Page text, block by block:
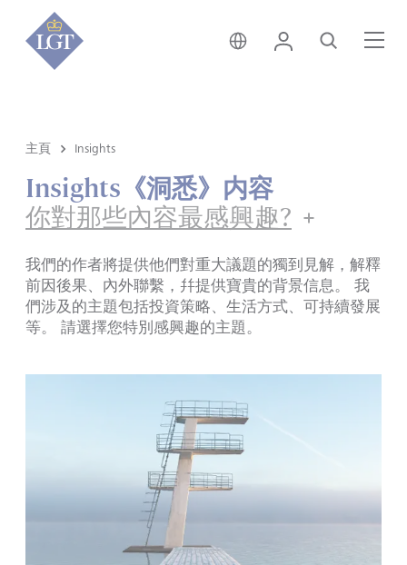
新加坡 • 中文
登錄 尋找
主頁 Insights
Insights《洞悉》内容
你對那些內容最感興趣?
我們的作者將提供他們對重大議題的獨到見解，解釋
前因後果、內外聯繫，幷提供寶貴的背景信息。 我
們涉及的主題包括投資策略、生活方式、可持續發展
等。 請選擇您特別感興趣的主題。